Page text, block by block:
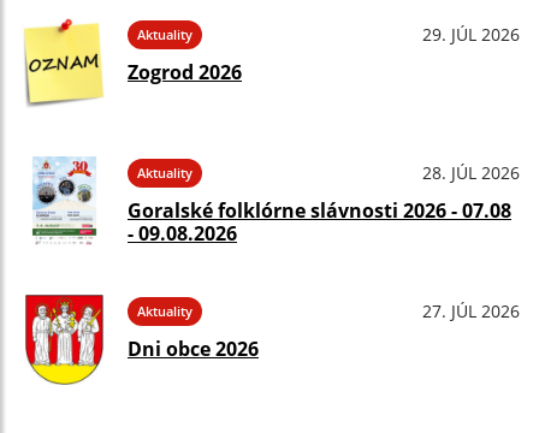
Aktuality 29. JÚL 2026
Zogrod 2026
Aktuality 28. JÚL 2026
Goralské folklórne slávnosti 2026 - 07.08
- 09.08.2026
Aktuality 27. JÚL 2026
Dni obce 2026